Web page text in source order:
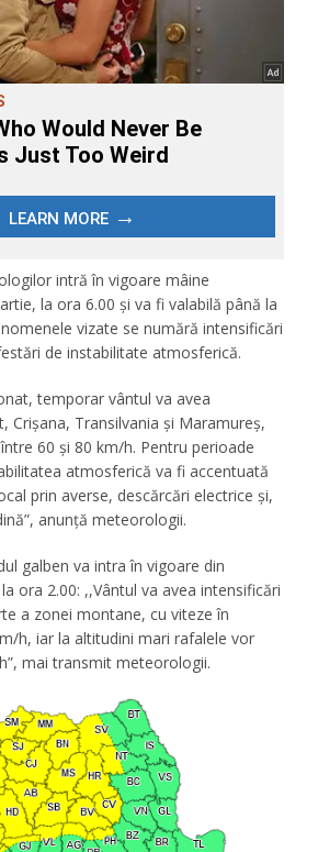
intră în vigoare mâine
la ora 6.00 și va fi valabilă până la
vizate se numără intensificări
de instabilitate atmosferică.
temporar vântul va avea
Crișana, Transilvania și Maramureș,
60 și 80 km/h. Pentru perioade
atmosferică va fi accentuată
prin averse, descărcări electrice și,
anunță meteorologii.
galben va intra în vigoare din
ora 2.00: ,,Vântul va avea intensificări
a zonei montane, cu viteze în
h, iar la altitudini mari rafalele vor
mai transmit meteorologii.